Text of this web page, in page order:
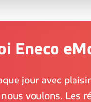
Eneco
jour avec
nous voulons. Les